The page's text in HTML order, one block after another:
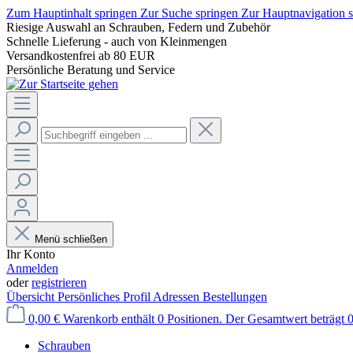
Zum Hauptinhalt springen Zur Suche springen Zur Hauptnavigation
Riesige Auswahl an Schrauben, Federn und Zubehör
Schnelle Lieferung - auch von Kleinmengen
Versandkostenfrei ab 80 EUR
Persönliche Beratung und Service
Menü schließen
Ihr Konto
Anmelden
oderregistrieren
Übersicht Persönliches Profil Adressen Bestellungen
0,00 € Warenkorb enthält 0 Positionen. Der Gesamtwert beträgt
Schrauben